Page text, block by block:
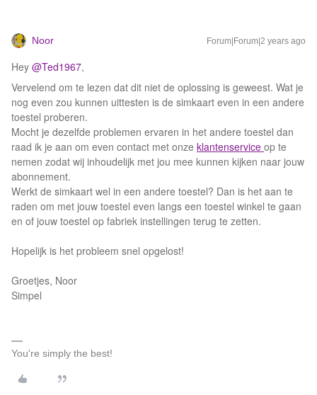
Noor Forum|Forum|2 years ago
Hey @Ted1967,
Vervelend om te lezen dat dit niet de oplossing is geweest. Wat je
nog even zou kunnen uittesten is de simkaart even in een andere
toestel proberen.
Mocht je dezelfde problemen ervaren in het andere toestel dan
raad ik je aan om even contact met onze klantenservice op te
nemen zodat wij inhoudelijk met jou mee kunnen kijken naar jouw
abonnement.
Werkt de simkaart wel in een andere toestel? Dan is het aan te
raden om met jouw toestel even langs een toestel winkel te gaan
en of jouw toestel op fabriek instellingen terug te zetten.
Hopelijk is het probleem snel opgelost!
Groetjes, Noor
Simpel
You're simply the best!